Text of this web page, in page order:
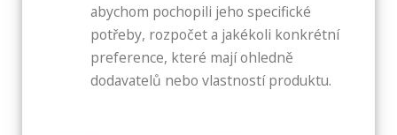
abychom pochopili jeho specifické
potřeby, rozpočet a jakékoli konkrétní
preference, které mají ohledně
dodavatelů nebo vlastností produktu.